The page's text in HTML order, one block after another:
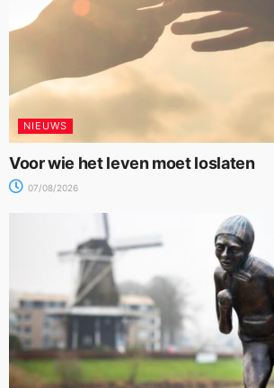
NIEUWS
Voor wie het leven moet loslaten
07/08/2026